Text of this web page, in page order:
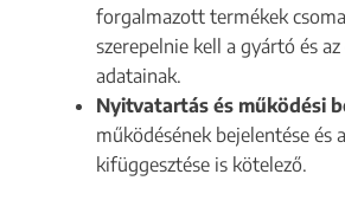
forgalmazott termékek
szerepelnie kell a gyártó és
adatainak.
Nyitvatartás és működési
működésének bejelentése és
kifüggesztése is kötelező.